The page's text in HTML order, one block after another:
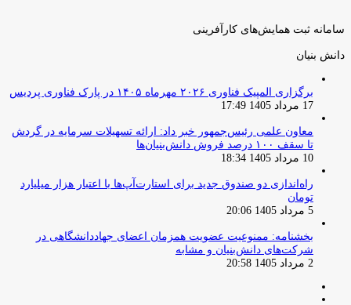
سامانه ثبت همایش‌های کارآفرینی
دانش‌ بنیان‌
برگزاری المپیک فناوری ۲۰۲۶ مهرماه ۱۴۰۵ در پارک فناوری پردیس
17 مرداد 1405 17:49
معاون علمی رئیس‌جمهور خبر داد: ارائه تسهیلات سرمایه در گردش
تا سقف ۱۰۰ درصد فروش دانش‌بنیان‌ها
10 مرداد 1405 18:34
راه‌اندازی دو صندوق جدید برای استارت‌آپ‌ها با اعتبار هزار میلیارد
تومان
5 مرداد 1405 20:06
بخشنامه: ممنوعیت عضویت همزمان اعضای جهاددانشگاهی در
شرکت‌های دانش‌بنیان و مشابه
2 مرداد 1405 20:58